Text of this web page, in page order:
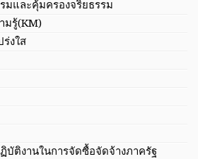
มและคุ้มครองจริยธรรม
มรู้(KM)
งใส
บัติงานในการจัดซื้อจัดจ้างภาครัฐ